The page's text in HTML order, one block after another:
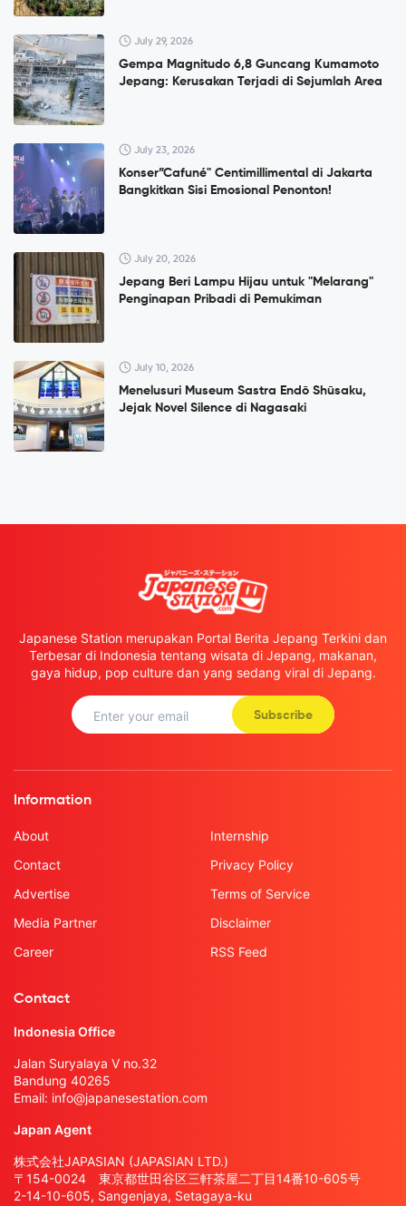
July 29, 2026
Gempa Magnitudo 6,8 Guncang Kumamoto
Jepang: Kerusakan Terjadi di Sejumlah Area
July 23, 2026
Konser”Cafuné" Centimillimental di Jakarta
Bangkitkan Sisi Emosional Penonton!
July 20, 2026
Jepang Beri Lampu Hijau untuk "Melarang"
Penginapan Pribadi di Pemukiman
July 10, 2026
Menelusuri Museum Sastra Endō Shūsaku,
Jejak Novel Silence di Nagasaki
Japanese Station merupakan Portal Berita Jepang Terkini dan
Terbesar di Indonesia tentang wisata di Jepang, makanan,
gaya hidup, pop culture dan yang sedang viral di Jepang.
Subscribe
Information
About
Contact
Advertise
Media Partner
Career
Internship
Privacy Policy
Terms of Service
Disclaimer
RSS Feed
Contact
Indonesia Office
Jalan Suryalaya V no.32
Bandung 40265
Email: info@japanesestation.com
Japan Agent
株式会社JAPASIAN (JAPASIAN LTD.)
〒154-0024 東京都世田谷区三軒茶屋二丁目14番10-605号
2-14-10-605, Sangenjaya, Setagaya-ku